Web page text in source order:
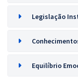
Legislação
Equilíbrio